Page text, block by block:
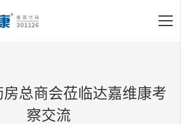
总商会莅临达嘉维康考
察交流